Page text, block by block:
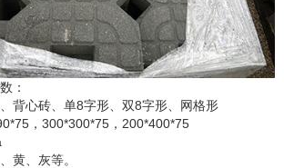
：
背心砖、单8字形、双8字形、网格形
， 300*300*75 ， 200*400*75
黄、灰等。